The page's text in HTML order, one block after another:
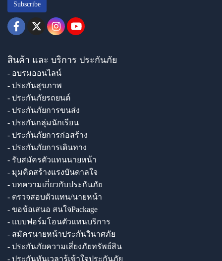
Subscribe
สินค้า และ บริการ ประกันภัย
- อบรมออนไลน์
- ประกันสุขภาพ
- ประกันภัยรถยนต์
- ประกันภัยการขนส่ง
- ประกันกลุ่มนักเรียน
- ประกันภัยการก่อสร้าง
- ประกันภัยการเดินทาง
- รับสมัครตัวแทนนายหน้า
- มุมคิดสร้างแรงบันดาลใจ
- บทความเกี่ยวกับประกันภัย
- ตรวจสอบตัวแทน/นายหน้า
- ขอข้อเสนอ สนใจPackage
- แบบฟอร์มโอนตัวแทนบริการ
- สมัครนายหน้าประกันวินาศภัย
- ประกันภัยความเสี่ยงภัยทรัพย์สิน
- ประกันทันเวลารู้เข้าใจประกันภัย